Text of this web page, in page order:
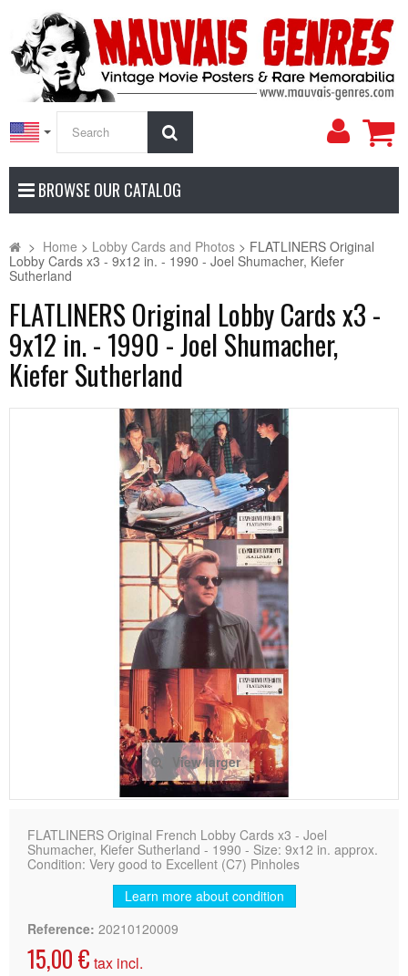
My
BROWSE OUR CATALOG
> Home > Lobby Cards and Photos > FLATLINERS Original
Lobby Cards x3 - 9x12 in. - 1990 - Joel Shumacher, Kiefer
Sutherland
FLATLINERS Original Lobby Cards x3 -
9x12 in. - 1990 - Joel Shumacher,
Kiefer Sutherland
View larger
FLATLINERS Original French Lobby Cards x3 - Joel
Shumacher, Kiefer Sutherland - 1990 - Size: 9x12 in. approx.
Condition: Very good to Excellent (C7) Pinholes
Learn more about condition
Reference: 20210120009
15,00 € tax incl.